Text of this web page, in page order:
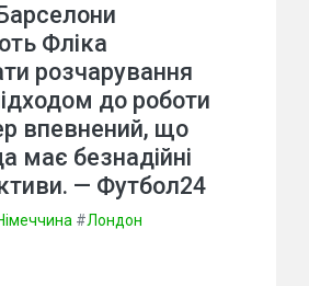
Фліка
розчарування
до роботи
впевнений, що
має безнадійні
— Футбол24
#Лондон